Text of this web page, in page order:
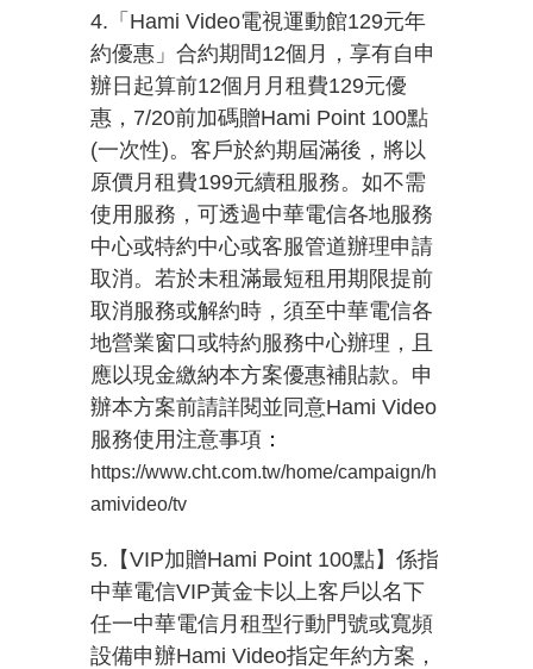
4.「Hami Video電視運動館129元年
約優惠」合約期間12個月，享有自申
辦日起算前12個月月租費129元優
惠，7/20前加碼贈Hami Point 100點
(一次性)。客戶於約期屆滿後，將以
原價月租費199元續租服務。如不需
使用服務，可透過中華電信各地服務
中心或特約中心或客服管道辦理申請
取消。若於未租滿最短租用期限提前
取消服務或解約時，須至中華電信各
地營業窗口或特約服務中心辦理，且
應以現金繳納本方案優惠補貼款。申
辦本方案前請詳閱並同意Hami Video
服務使用注意事項 ：
https://www.cht.com.tw/home/campaign/h
amivideo/tv
5.【VIP加贈Hami Point 100點】係指
中華電信VIP黃金卡以上客戶以名下
任一中華電信月租型行動門號或寬頻
設備申辦Hami Video指定年約方案，